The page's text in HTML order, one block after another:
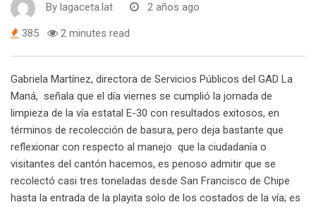
By lagaceta.lat 2 años ago
385 2 minutes read
Gabriela Martínez, directora de Servicios Públicos del GAD La
Maná, señala que el día viernes se cumplió la jornada de
limpieza de la vía estatal E-30 con resultados exitosos, en
términos de recolección de basura, pero deja bastante que
reflexionar con respecto al manejo que la ciudadanía o
visitantes del cantón hacemos, es penoso admitir que se
recolectó casi tres toneladas desde San Francisco de Chipe
hasta la entrada de la playita solo de los costados de la vía; es